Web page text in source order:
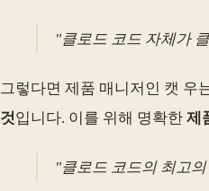
"클로드 코드 자체가
그렇다면 제품 매니저인 캣 우
것입니다. 이를 위해 명확한 제
"클로드 코드의 최고